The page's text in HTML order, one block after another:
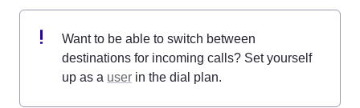
Want to be able to switch between
destinations for incoming calls? Set yourself
up as a user in the dial plan.